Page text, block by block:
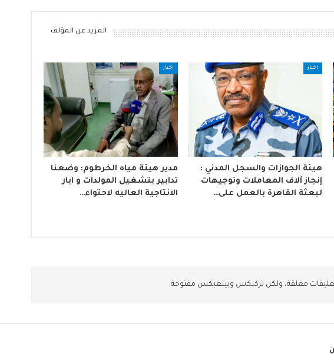
المزيد عن المؤلف
اخبار
هيئة الجوازات والسجل المدني :
إنجاز آلاف المعاملات وتوجيهات
لبعثة القاهرة بالعمل على…
اخبار
مدير هيئة مياه الخرطوم: وضعنا
تدابير بتشغيل المولدات و ابار
الانتاجية العاليه لاحتواء…
مغلقة، ولكن تركبكس وبينغبكس مفتوحة.